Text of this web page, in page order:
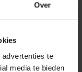
Over
te
media te bieden